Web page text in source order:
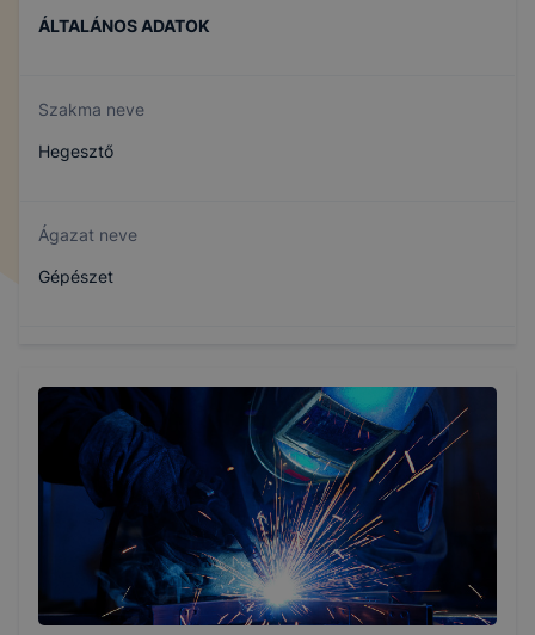
ÁLTALÁNOS ADATOK
Szakma neve
Hegesztő
Ágazat neve
Gépészet
407151008
Képzés időtartama
Választható szakmairányok: